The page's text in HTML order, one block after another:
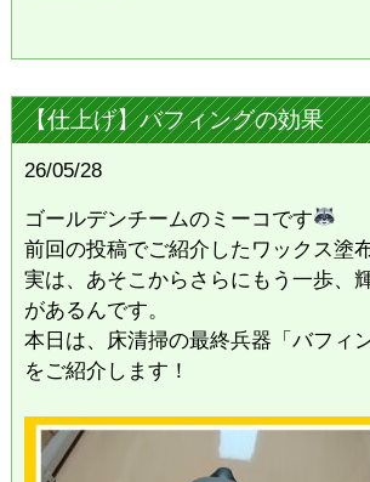
【仕上げ】バフィングの効果
26/05/28
ゴールデンチームのミーコです
前回の投稿でご紹介したワックス塗布
実は、あそこからさらにもう一歩、
があるんです。
本日は、床清掃の最終兵器「バフィ
をご紹介します！